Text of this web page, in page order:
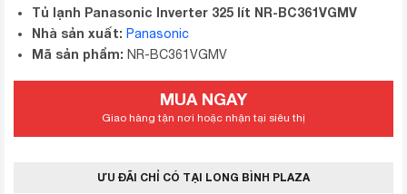
Tủ lạnh Panasonic Inverter 325 lít NR-BC361VGMV
Nhà sản xuất: Panasonic
Mã sản phẩm: NR-BC361VGMV
MUA NGAY
Giao hàng tận nơi hoặc nhận tại siêu thị
ƯU ĐÃI CHỈ CÓ TẠI LONG BÌNH PLAZA